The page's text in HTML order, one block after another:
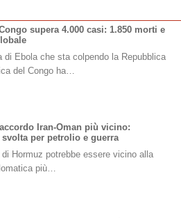
supera 4.000 casi: 1.850 morti e
di Ebola che sta colpendo la Repubblica
del Congo ha…
Iran-Oman più vicino:
per petrolio e guerra
di Hormuz potrebbe essere vicino alla
più…